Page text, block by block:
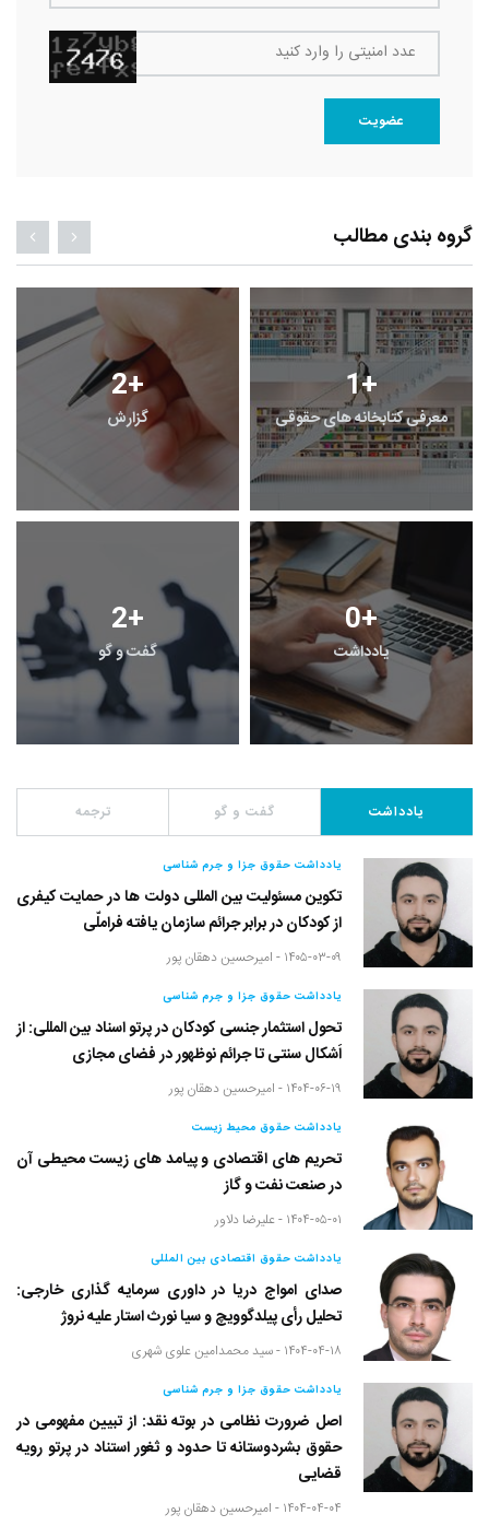
عدد امنیتی را وارد کنید
عضویت
گروه بندی مطالب
2+
گزارش
1+
معرفی کتابخانه های حقوقی
2+
گفت و گو
0+
یادداشت
یادداشت گفت و گو ترجمه
یادداشت حقوق جزا و جرم شناسی
تکوین مسئولیت بین المللی دولت ها در حمایت کیفری
از کودکان در برابر جرائم سازمان یافته فراملّی
۱۴۰۵-۰۳-۰۹ - امیرحسین دهقان پور
یادداشت حقوق جزا و جرم شناسی
تحول استثمار جنسی کودکان در پرتو اسناد بین المللی: از
اَشکال سنتی تا جرائم نوظهور در فضای مجازی
۱۴۰۴-۰۶-۱۹ - امیرحسین دهقان پور
یادداشت حقوق محیط زیست
تحریم های اقتصادی و پیامد های زیست محیطی آن
در صنعت نفت و گاز
۱۴۰۴-۰۵-۰۱ - علیرضا دلاور
یادداشت حقوق اقتصادی بین المللی
صدای امواج دریا در داوری سرمایه گذاری خارجی:
تحلیل رأی پیلدگوویچ و سیا نورث استار علیه نروژ
۱۴۰۴-۰۴-۱۸ - سید محمدامین علوی شهری
یادداشت حقوق جزا و جرم شناسی
اصل ضرورت نظامی در بوته نقد: از تبیین مفهومی در
حقوق بشردوستانه تا حدود و ثغور استناد در پرتو رویه
قضایی
۱۴۰۴-۰۴-۰۴ - امیرحسین دهقان پور